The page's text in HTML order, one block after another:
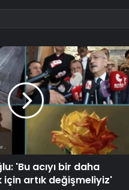
'Bu acıyı bir daha
artık değişmeliyiz'